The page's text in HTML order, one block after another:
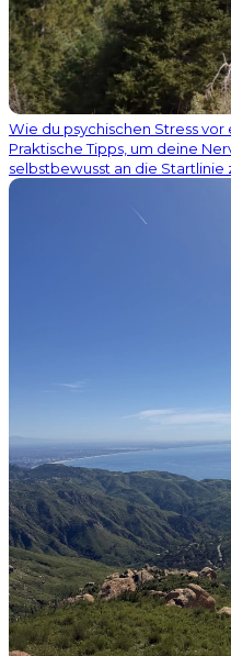
Wie du psychischen Stress
Praktische Tipps, um deine
selbstbewusst an die Startlinie